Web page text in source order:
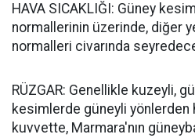
HAVA SICAKLIĞI: Güney
normallerinin üzerinde, diğer
normalleri civarında
RÜZGAR: Genellikle kuzeyli,
kesimlerde güneyli yönlerden
kuvvette, Marmara'nın